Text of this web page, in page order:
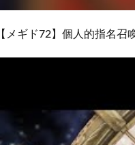
【メギド72】個人的指名